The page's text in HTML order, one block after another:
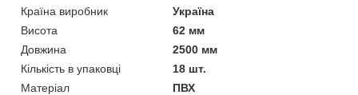
Країна виробник
Україна
Висота
62 мм
Довжина
2500 мм
Кількість в упаковці
18 шт.
Матеріал
ПВХ